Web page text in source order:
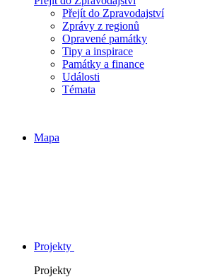
Přejít do Zpravodajství
Zprávy z regionů
Opravené památky
Tipy a inspirace
Památky a finance
Události
Témata
Mapa
Projekty
Projekty